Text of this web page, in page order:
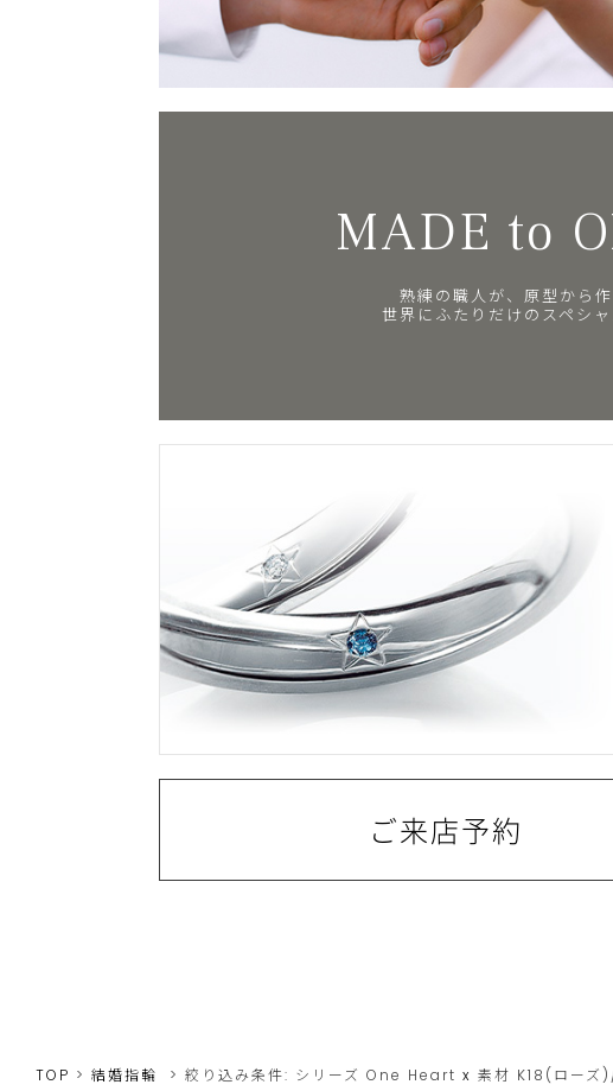
MADE to
熟練の職人が、原型から
世界にふたりだけのスペシ
ご来店予約
TOP 結婚指輪 絞り込み条件: シリーズ One Heart x 素材 K18(ロー